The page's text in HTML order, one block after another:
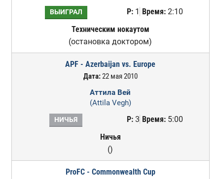
ВЫИГРАЛ Р:1 Время:2:10
Техническим нокаутом
(остановка доктором)
APF - Azerbaijan vs. Europe
Дата:22 мая 2010
Аттила Вей
(Attila Vegh)
НИЧЬЯ Р:3 Время:5:00
Ничья
()
ProFC - Commonwealth Cup